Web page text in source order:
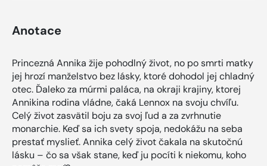
Anotace
Princezná Annika žije pohodlný život, no po smrti matky
jej hrozí manželstvo bez lásky, ktoré dohodol jej chladný
otec. Ďaleko za múrmi paláca, na okraji krajiny, ktorej
Annikina rodina vládne, čaká Lennox na svoju chvíľu.
Celý život zasvätil boju za svoj ľud a za zvrhnutie
monarchie. Keď sa ich svety spoja, nedokážu na seba
prestať myslieť. Annika celý život čakala na skutočnú
lásku – čo sa však stane, keď ju pocíti k niekomu, koho